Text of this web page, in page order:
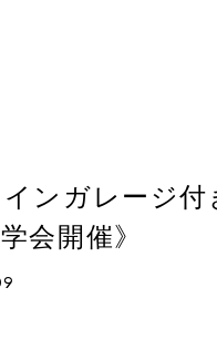
ンガレージ
会開催》